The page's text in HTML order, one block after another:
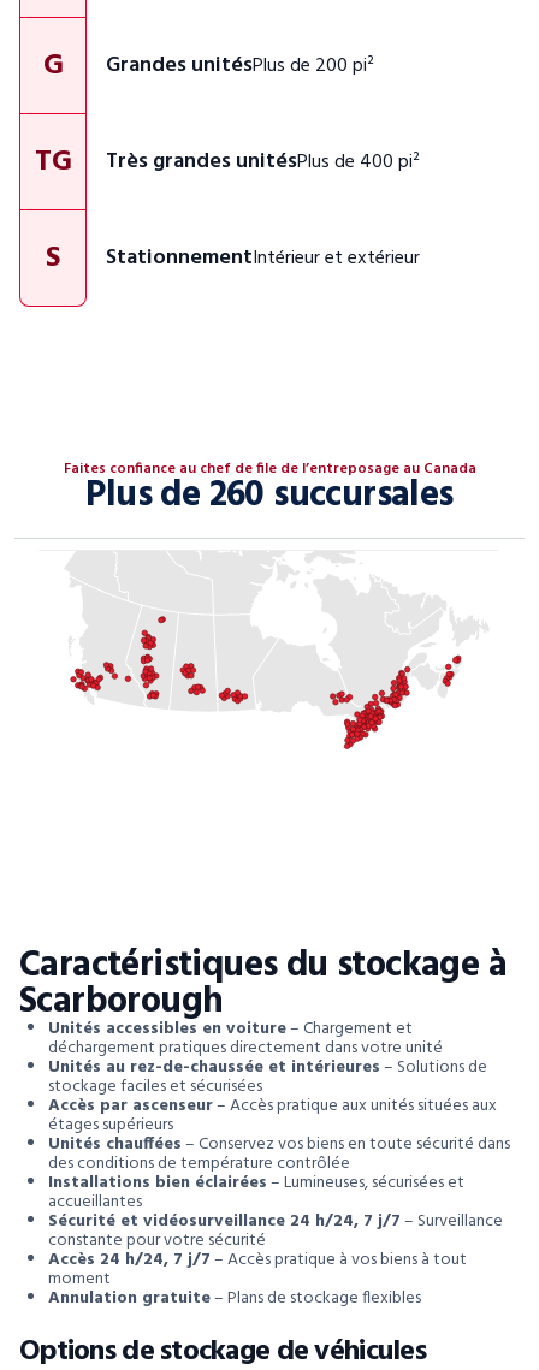
G Grandes unitésPlus de 200 pi²
TG Très grandes unitésPlus de 400 pi²
S StationnementIntérieur et extérieur
Faites confiance au chef de file de l’entreposage au Canada
Plus de 260 succursales
Caractéristiques du stockage à
Scarborough
Unités accessibles en voiture– Chargement et
déchargement pratiques directement dans votre unité
Unités au rez-de-chaussée et intérieures– Solutions de
stockage faciles et sécurisées
Accès par ascenseur– Accès pratique aux unités situées aux
étages supérieurs
Unités chauffées– Conservez vos biens en toute sécurité dans
des conditions de température contrôlée
Installations bien éclairées– Lumineuses, sécurisées et
accueillantes
Sécurité et vidéosurveillance 24 h/24, 7 j/7– Surveillance
constante pour votre sécurité
Accès 24 h/24, 7 j/7– Accès pratique à vos biens à tout
moment
Annulation gratuite– Plans de stockage flexibles
Options de stockage de véhicules